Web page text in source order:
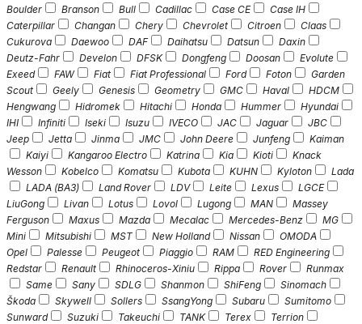
Boulder
Branson Bull Cadillac Case CE
Case IH
Caterpillar
Changan Chery Chevrolet Citroen
Claas
Cukurova
Daewoo DAF Daihatsu Datsun
Daxin
Deutz-Fahr
Develon DFSK Dongfeng Doosan
Evolute
Exeed
FAW Fiat Fiat Professional Ford Foton
Garden
Scout
Geely Genesis Geometry GMC Haval
HDCM
Hengwang
Hidromek Hitachi Honda Hummer
Hyundai
IHI
Infiniti Iseki Isuzu IVECO JAC Jaguar
JBC
Jeep
Jetta Jinma JMC John Deere Junfeng
Kaiman
Kaiyi
Kangaroo Electro Katrina Kia Kioti
Knack
Wesson
Kobelco Komatsu Kubota KUHN Kyloton
Lada
LADA (ВАЗ)
Land Rover LDV Leite Lexus
LGCE
LiuGong
Livan Lotus Lovol Lugong MAN
Massey
Ferguson
Maxus Mazda Mecalac Mercedes-Benz
MG
Mini
Mitsubishi MST New Holland Nissan
OMODA
Opel
Palesse Peugeot Piaggio RAM
RED Engineering
Redstar
Renault Rhinoceros-Xiniu Rippa Rover
Runmax
Same
Sany SDLG Shanmon ShiFeng
Sinomach
Škoda
Skywell Sollers SsangYong Subaru
Sumitomo
Sunward
Suzuki Takeuchi TANK Terex
Terrion